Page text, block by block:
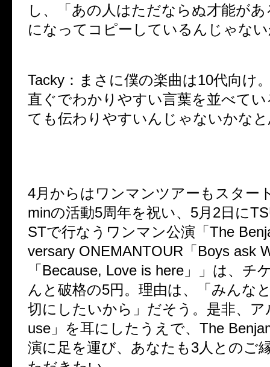
し、「あの人はただならぬ才能が
になってコピーしているんじゃな
Tacky ： まさに僕の楽曲は10代向け
直ぐでわかりやすい言葉を並べて
ても伝わりやすいんじゃないかな
4月からはワンマンツアーもスター
minの活動5周年を祝い、5月2日に
STで行なうワンマン公演「The
versary ONEMANTOUR「Boys ask
「Because, Love is here」」は、チ
んと破格の5円。理由は、「みんな
切にしたいから」だそう。是非、ア
use」を耳にしたうえで、The
演に足を運び、あなたも3人とのご